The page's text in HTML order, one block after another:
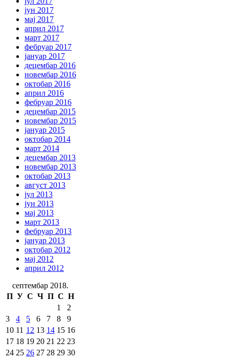
јун 2017
мај 2017
април 2017
март 2017
фебруар 2017
јануар 2017
децембар 2016
новембар 2016
октобар 2016
април 2016
фебруар 2016
децембар 2015
новембар 2015
јануар 2015
октобар 2014
март 2014
децембар 2013
новембар 2013
октобар 2013
август 2013
јул 2013
јун 2013
мај 2013
март 2013
фебруар 2013
јануар 2013
октобар 2012
мај 2012
април 2012
септембар 2018.
П У С Ч П С Н
1
2
3
4 5 6 7 8
9
10 11 12 13 14 15 16
17 18 19 20 21 22 23
24 25 26 27 28 29 30